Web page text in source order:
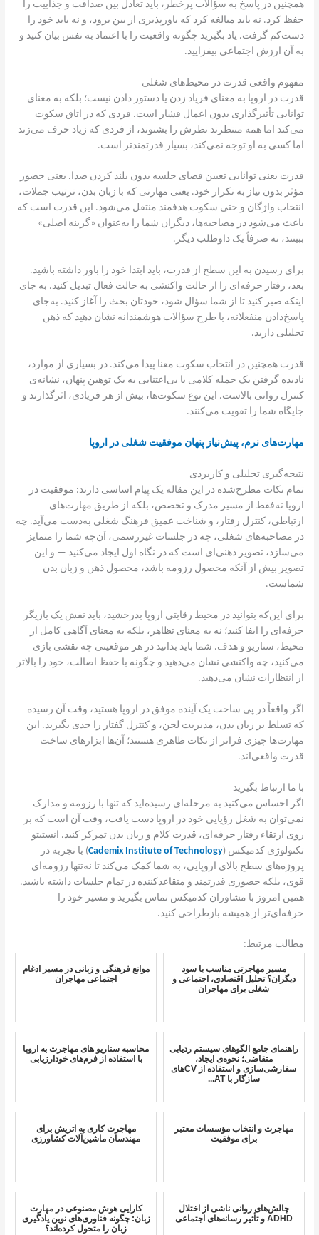
همچنین در پاسخ به سؤالات پرخطر، باید تعادل بین صداقت و جذابیت را
حفظ کرد. نه باید مبالغه کرد که باورپذیری از بین برود، و نه باید خود را
دست‌کم گرفت. یاد بگیرید چگونه واقعیت را با اعتماد به نفس بیان کنید و
به آن‌ ارزش اجتماعی بیفزایید.
مفهوم واقعی قدرت در محیط‌های شغلی
قدرت در اروپا به معنای فریاد زدن یا دستور دادن نیست؛ بلکه به معنای
توانایی تأثیرگذاری بدون اعمال فشار است. فردی که در اتاق سکوت
می‌کند اما همه منتظرند نظرش را بشنوند، از فردی که زیاد حرف می‌زند
اما کسی به او توجه نمی‌کند، بسیار قدرتمندتر است.
قدرت یعنی توانایی تعیین فضای جلسه بدون بلند کردن صدا. یعنی حضور
مؤثر بدون نیاز به تکرار خود. یعنی مهارتی که با زبان بدن، ترتیب جملات،
انتخاب واژگان و حتی سکوت هدفمند منتقل می‌شود. این قدرت است که
باعث می‌شود در مصاحبه‌ها، دیگران شما را به‌عنوان «گزینه اصلی»
ببینند، نه صرفاً یک داوطلب دیگر.
برای رسیدن به این سطح از قدرت، باید ابتدا خود را باور داشته باشید.
بعد، رفتار حرفه‌ای را از حالت واکنشی به حالت فعال تبدیل کنید. به جای
اینکه صبر کنید تا از شما سؤال شود، خودتان بحث را آغاز کنید. به‌جای
پاسخ‌دادن منفعلانه، با طرح سؤالات هوشمندانه نشان دهید که ذهن
تحلیلی دارید.
قدرت همچنین در انتخاب سکوت معنا پیدا می‌کند. در بسیاری از موارد،
نادیده گرفتن یک حمله کلامی یا بی‌اعتنایی به یک توهین پنهان، نشانه‌ی
کنترل روانی بالاست. این نوع سکوت‌ها، بیش از هر فریادی، اثرگذارند و
جایگاه شما را تقویت می‌کنند.
مهارت‌های نرم، پیش‌نیاز پنهان موفقیت شغلی در اروپا
نتیجه‌گیری تحلیلی و کاربردی
تمام نکات مطرح‌شده در این مقاله یک پیام اساسی دارند: موفقیت در
اروپا نه‌فقط از مسیر مدرک و تخصص، بلکه از طریق مهارت‌های
ارتباطی، کنترل رفتار، و شناخت عمیق فرهنگ شغلی به‌دست می‌آید. چه
در مصاحبه‌های شغلی، چه در جلسات غیررسمی، آن‌چه شما را متمایز
می‌سازد، تصویر ذهنی‌ای‌ است که در نگاه اول ایجاد می‌کنید — و این
تصویر بیش از آنکه محصول رزومه باشد، محصول ذهن و زبان بدن
شماست.
برای این‌که بتوانید در محیط رقابتی اروپا بدرخشید، باید نقش یک بازیگر
حرفه‌ای را ایفا کنید؛ نه به معنای تظاهر، بلکه به معنای آگاهی کامل از
محیط، سناریو و هدف. شما باید بدانید در هر موقعیتی چه نقشی بازی
می‌کنید، چه واکنشی نشان می‌دهید و چگونه با حفظ اصالت، خود را بالاتر
از انتظارات نشان می‌دهید.
اگر واقعاً در پی ساخت یک آینده موفق در اروپا هستید، وقت آن رسیده
که تسلط بر زبان بدن، مدیریت لحن، و کنترل گفتار را جدی بگیرید. این
مهارت‌ها چیزی فراتر از نکات ظاهری هستند؛ آن‌ها ابزارهای ساخت
قدرت واقعی‌اند.
با ما ارتباط بگیرید
اگر احساس می‌کنید به مرحله‌ای رسیده‌اید که تنها با رزومه و مدارک
نمی‌توان به شغل رؤیایی خود در اروپا دست یافت، وقت آن است که بر
روی ارتقاء رفتار حرفه‌ای، قدرت کلام و زبان بدن تمرکز کنید. انستیتو
تکنولوژی کدمیکس (Cademix Institute of Technology) با تجربه در
پروژه‌های سطح بالای اروپایی، به شما کمک می‌کند تا نه‌تنها رزومه‌ای
قوی، بلکه حضوری قدرتمند و متقاعدکننده در تمام جلسات داشته باشید.
همین امروز با مشاوران کدمیکس تماس بگیرید و مسیر خود را
حرفه‌ای‌تر از همیشه بازطراحی کنید.
مطالب مرتبط:
مسیر مهاجرتی مناسب یا سود
دیگران؟ تحلیل اقتصادی، اجتماعی و
شغلی برای مهاجران
موانع فرهنگی و زبانی در مسیر ادغام
اجتماعی مهاجران
راهنمای جامع الگوهای سیستم ردیابی
متقاضی؛ نحوه‌ی ایجاد،
سفارشی‌سازی و استفاده از CV‌های
سازگار با AT...
محاسبه سناریو های مهاجرت به اروپا
با استفاده از فرم‌های خودارزیابی
مهاجرت و انتخاب مؤسسات معتبر
برای موفقیت
مهاجرت کاری به اتریش برای
مهندسان ماشین‌آلات کشاورزی
چالش‌های روانی ناشی از اختلال
ADHD و تأثیر رسانه‌های اجتماعی
کارآیی هوش مصنوعی در مهارت
زبان: چگونه فناوری‌های نوین یادگیری
زبان را متحول کرده‌اند؟